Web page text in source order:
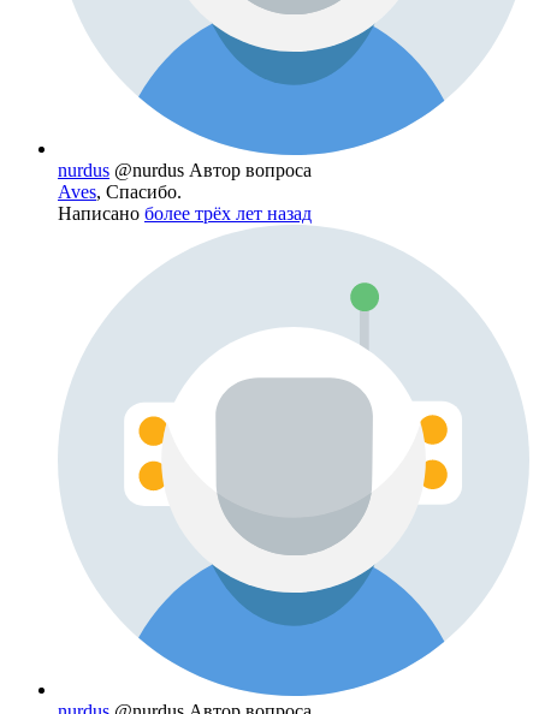
nurdus @nurdus Автор вопроса
Aves, Спасибо.
Написано более трёх лет назад